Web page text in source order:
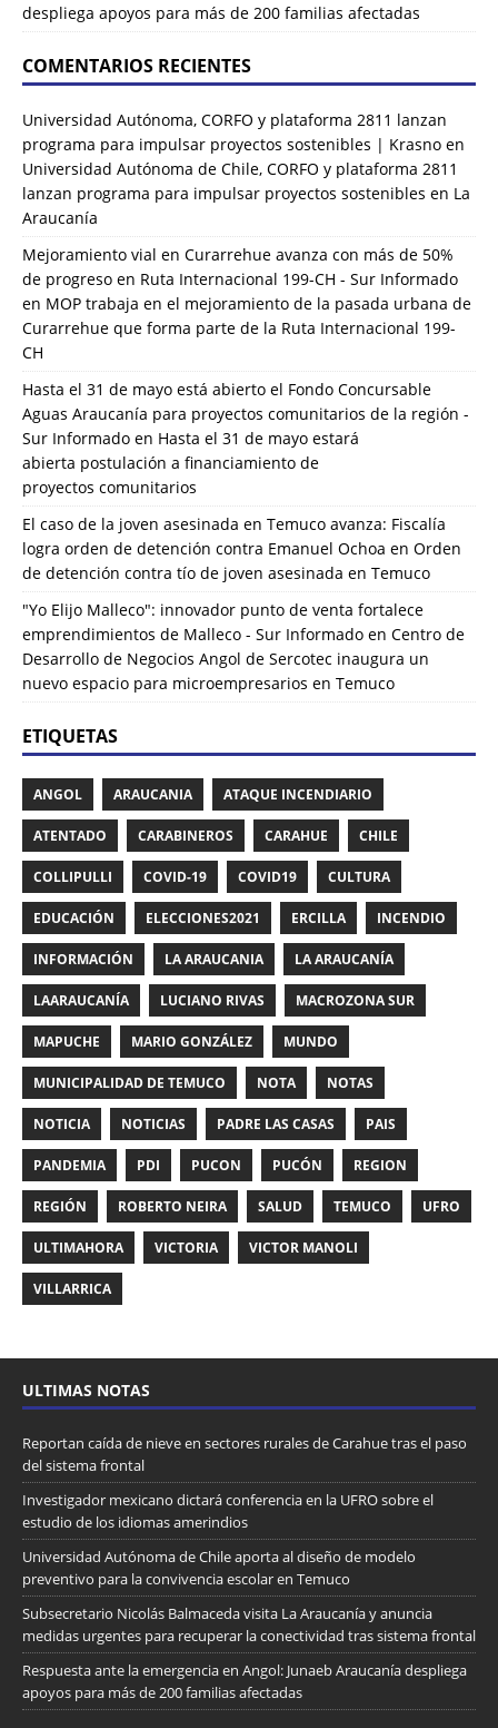
despliega apoyos para más de 200 familias afectadas
COMENTARIOS RECIENTES
Universidad Autónoma, CORFO y plataforma 2811 lanzan
programa para impulsar proyectos sostenibles | Krasno en
Universidad Autónoma de Chile, CORFO y plataforma 2811
lanzan programa para impulsar proyectos sostenibles en La
Araucanía
Mejoramiento vial en Curarrehue avanza con más de 50%
de progreso en Ruta Internacional 199-CH - Sur Informado
en MOP trabaja en el mejoramiento de la pasada urbana de
Curarrehue que forma parte de la Ruta Internacional 199-
CH
Hasta el 31 de mayo está abierto el Fondo Concursable
Aguas Araucanía para proyectos comunitarios de la región -
Sur Informado en Hasta el 31 de mayo estará
abierta postulación a financiamiento de
proyectos comunitarios
El caso de la joven asesinada en Temuco avanza: Fiscalía
logra orden de detención contra Emanuel Ochoa en Orden
de detención contra tío de joven asesinada en Temuco
"Yo Elijo Malleco": innovador punto de venta fortalece
emprendimientos de Malleco - Sur Informado en Centro de
Desarrollo de Negocios Angol de Sercotec inaugura un
nuevo espacio para microempresarios en Temuco
ETIQUETAS
ANGOL ARAUCANIA ATAQUE INCENDIARIO
ATENTADO CARABINEROS CARAHUE CHILE
COLLIPULLI COVID-19 COVID19 CULTURA
EDUCACIÓN ELECCIONES2021 ERCILLA INCENDIO
INFORMACIÓN LA ARAUCANIA LA ARAUCANÍA
LAARAUCANÍA LUCIANO RIVAS MACROZONA SUR
MAPUCHE MARIO GONZÁLEZ MUNDO
MUNICIPALIDAD DE TEMUCO NOTA NOTAS
NOTICIA NOTICIAS PADRE LAS CASAS PAIS
PANDEMIA PDI PUCON PUCÓN REGION
REGIÓN ROBERTO NEIRA SALUD TEMUCO UFRO
ULTIMAHORA VICTORIA VICTOR MANOLI
VILLARRICA
ULTIMAS NOTAS
Reportan caída de nieve en sectores rurales de Carahue tras el paso
del sistema frontal
Investigador mexicano dictará conferencia en la UFRO sobre el
estudio de los idiomas amerindios
Universidad Autónoma de Chile aporta al diseño de modelo
preventivo para la convivencia escolar en Temuco
Subsecretario Nicolás Balmaceda visita La Araucanía y anuncia
medidas urgentes para recuperar la conectividad tras sistema frontal
Respuesta ante la emergencia en Angol: Junaeb Araucanía despliega
apoyos para más de 200 familias afectadas